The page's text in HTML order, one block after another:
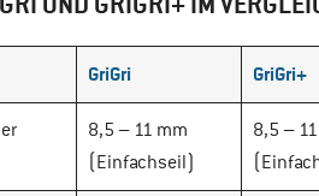
GriGri GriGri+
8,5 – 11 mm
(Einfachseil)
8,5 –